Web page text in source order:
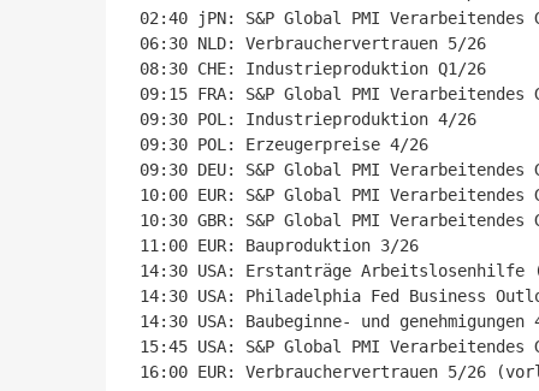
02:40 jPN: S&P Global PMI
06:30 NLD: Verbrauchervertrauen 5/26
08:30 CHE: Industrieproduktion Q1/26
09:15 FRA: S&P Global PMI
09:30 POL: Industrieproduktion 4/26
09:30 POL: Erzeugerpreise 4/26
09:30 DEU: S&P Global PMI
10:00 EUR: S&P Global PMI
10:30 GBR: S&P Global PMI
11:00 EUR: Bauproduktion 3/26
14:30 USA: Erstanträge Arbeitslosenhilfe
14:30 USA: Philadelphia Fed Business
14:30 USA: Baubeginne- und genehmigungen
15:45 USA: S&P Global PMI
16:00 EUR: Verbrauchervertrauen 5/26